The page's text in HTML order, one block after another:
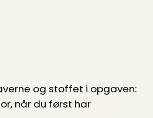
og stoffet i opgaven:
når du først har